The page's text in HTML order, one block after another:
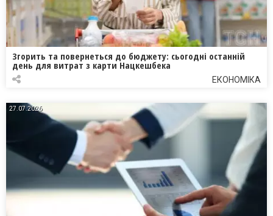
Згорить та повернеться до бюджету: сьогодні останній
день для витрат з карти Нацкешбека
ЕКОНОМІКА
27.07.2026